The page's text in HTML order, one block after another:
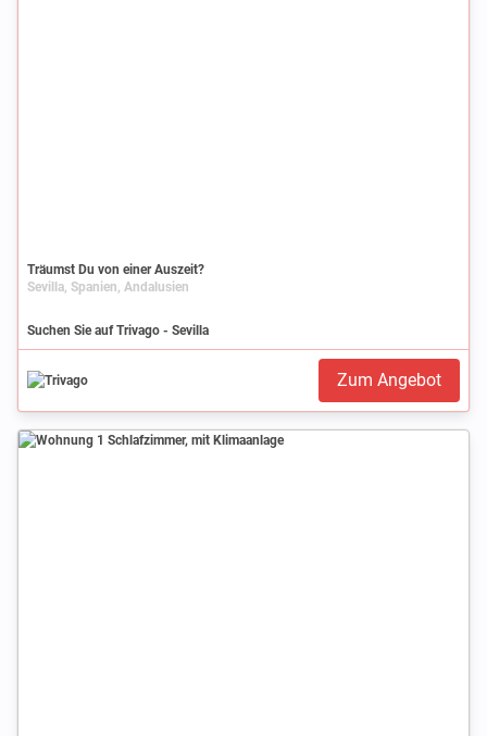
Träumst Du von einer Auszeit?
Sevilla, Spanien, Andalusien
Suchen Sie auf Trivago - Sevilla
Zum Angebot